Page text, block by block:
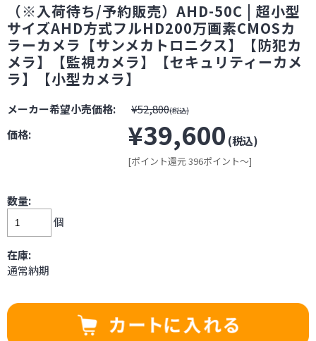
（※入荷待ち/予約販売）AHD-50C | 超小型
サイズAHD方式フルHD200万画素CMOSカ
ラーカメラ【サンメカトロニクス】【防犯カ
メラ】【監視カメラ】【セキュリティーカメ
ラ】【小型カメラ】
メーカー希望小売価格: ¥52,800(税込)
価格: ¥39,600 (税込)
[ポイント還元 396ポイント～]
数量:
個
在庫:
通常納期